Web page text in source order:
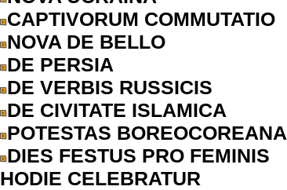
CAPTIVORUM COMMUTATIO
NOVA DE BELLO
DE PERSIA
DE VERBIS RUSSICIS
DE CIVITATE ISLAMICA
POTESTAS BOREOCOREANA
DIES FESTUS PRO FEMINIS
HODIE CELEBRATUR